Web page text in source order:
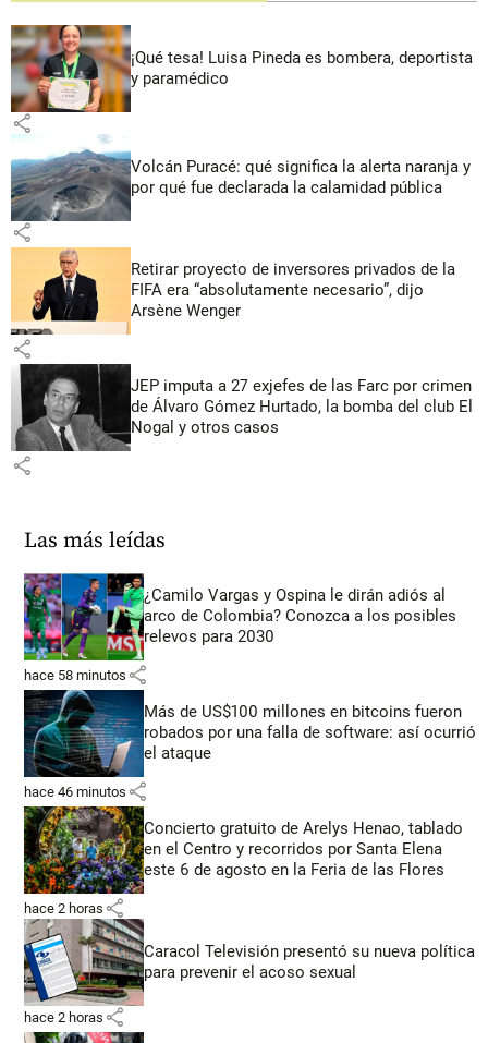
¡Qué tesa! Luisa Pineda es bombera, deportista
y paramédico
share
Volcán Puracé: qué significa la alerta naranja y
por qué fue declarada la calamidad pública
share
Retirar proyecto de inversores privados de la
FIFA era “absolutamente necesario”, dijo
Arsène Wenger
share
JEP imputa a 27 exjefes de las Farc por crimen
de Álvaro Gómez Hurtado, la bomba del club El
Nogal y otros casos
share
Las más leídas
¿Camilo Vargas y Ospina le dirán adiós al
arco de Colombia? Conozca a los posibles
relevos para 2030
hace 58 minutos share
Más de US$100 millones en bitcoins fueron
robados por una falla de software: así ocurrió
el ataque
hace 46 minutos share
Concierto gratuito de Arelys Henao, tablado
en el Centro y recorridos por Santa Elena
este 6 de agosto en la Feria de las Flores
hace 2 horas share
Caracol Televisión presentó su nueva política
para prevenir el acoso sexual
hace 2 horas share